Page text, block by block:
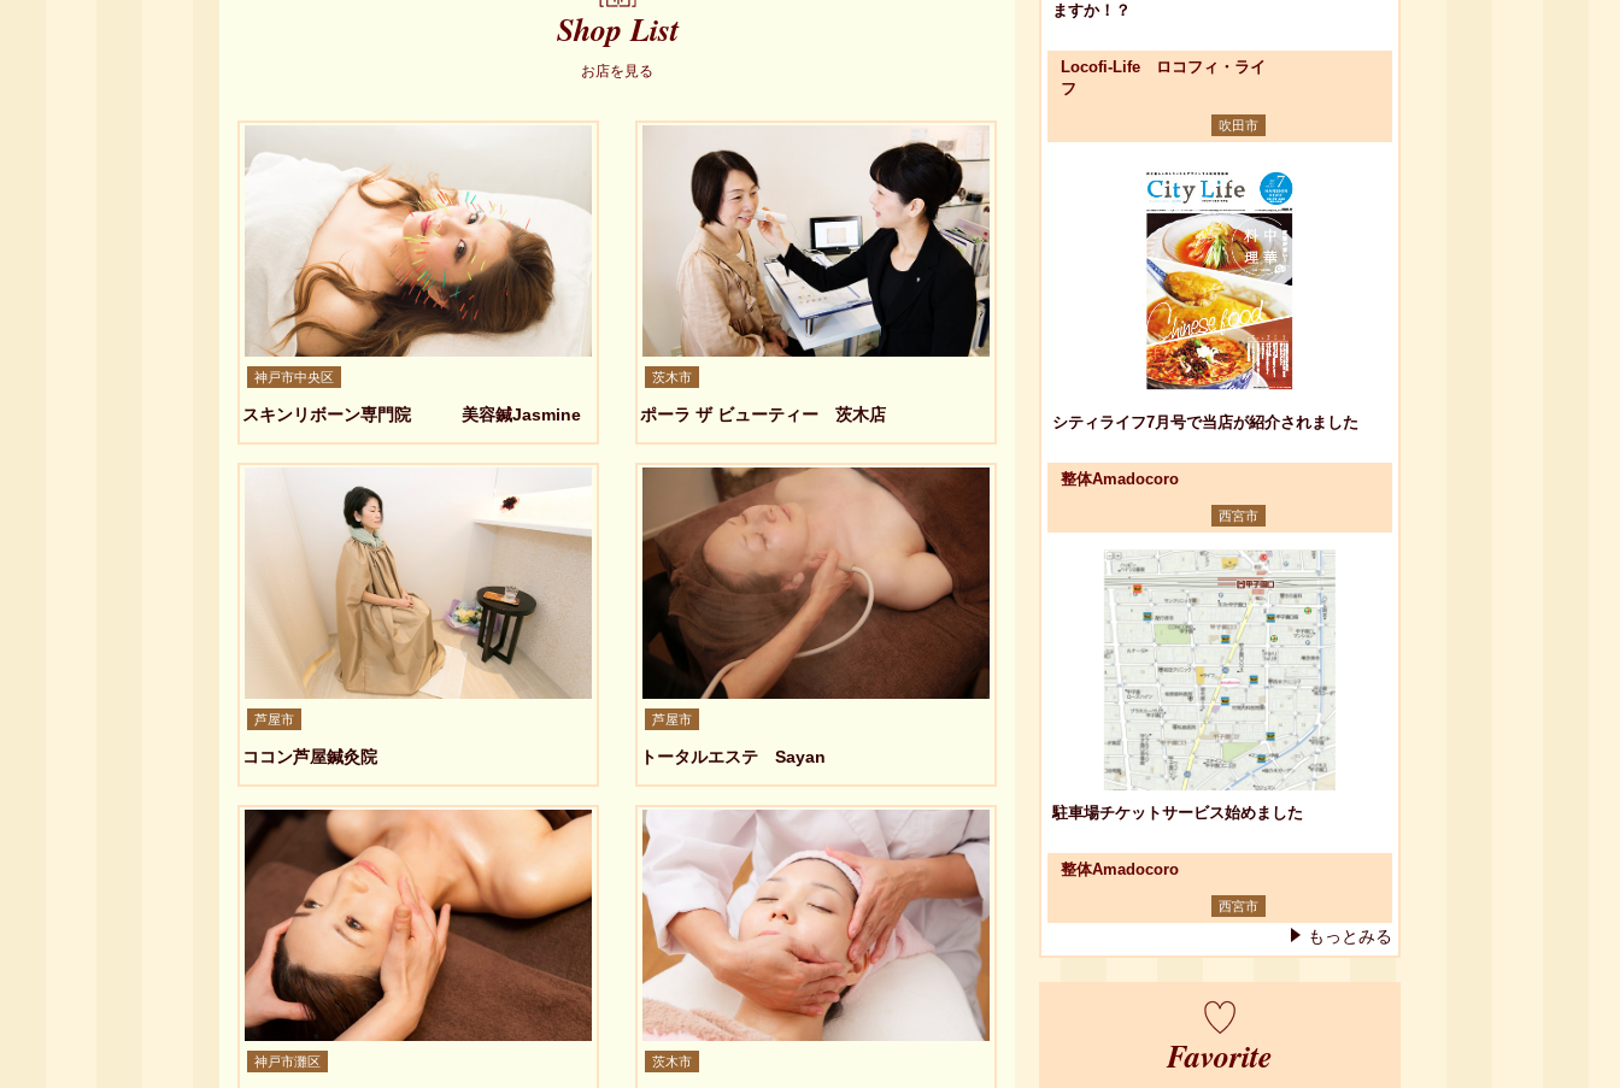
Shop List
お店を見る
神戸市中央区
スキンリボーン専門院 美容鍼Jasmine
茨木市
ポーラ ザ ビューティー 茨木店
芦屋市
ココン芦屋鍼灸院
芦屋市
トータルエステ Sayan
神戸市灘区 茨木市
ますか！？
Locofi-Life ロコフィ・ライ
フ
吹田市
シティライフ7月号で当店が紹介されました
整体Amadocoro
西宮市
駐車場チケットサービス始めました
整体Amadocoro
西宮市
もっとみる
Favorite